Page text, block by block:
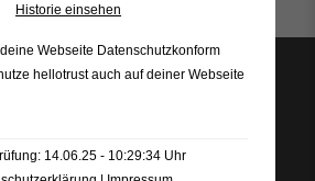
e.V.
Historie einsehen
Webseite Datenschutzkonform
hellotrust auch auf deiner Webseite
14.06.25 - 10:29:34 Uhr